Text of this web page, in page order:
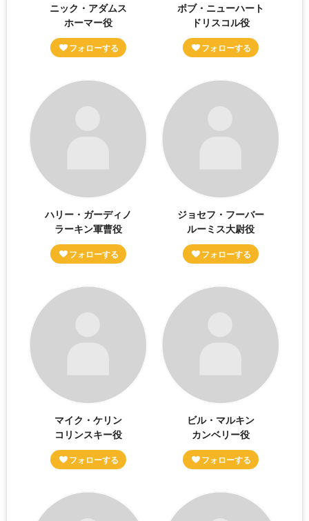
ニック・アダムス
ホーマー役
ボブ・ニューハート
ドリスコル役
ハリー・ガーディノ
ラーキン軍曹役
ジョセフ・フーバー
ルーミス大尉役
マイク・ケリン
コリンスキー役
ビル・マルキン
カンベリー役